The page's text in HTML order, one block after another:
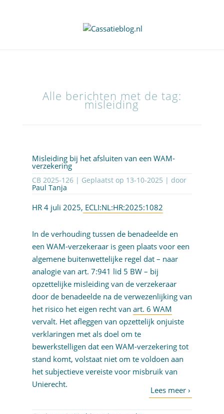
Alle berichten met de tag:
misleiding
Misleiding bij het afsluiten van een WAM-
verzekering
CB 2025-126 | Geplaatst op 13-10-2025 | door
Paul Tanja
HR 4 juli 2025, ECLI:NL:HR:2025:1082
In de verhouding tussen de benadeelde en
een WAM-verzekeraar is geen plaats voor een
algemene buitenwettelijke regel dat – naar
analogie van art. 7:941 lid 5 BW – bij
opzettelijke misleiding van de verzekeraar
door de benadeelde na de verwezenlijking van
het risico het eigen recht van art. 6 WAM
vervalt. Het afleggen van opzettelijk onjuiste
verklaringen met als doel om te
bewerkstelligen dat een WAM-verzekering tot
stand komt, volstaat niet om te voldoen aan
het subjectieve vereiste voor misbruik van
Unierecht.